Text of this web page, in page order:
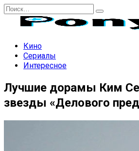
Перейти
содержанию
Search
Кино
Сериалы
Интересное
Лучшие дорамы Ким
звезды «Делового